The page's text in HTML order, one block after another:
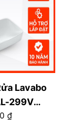
Lavabo
299V
Aqua
₫